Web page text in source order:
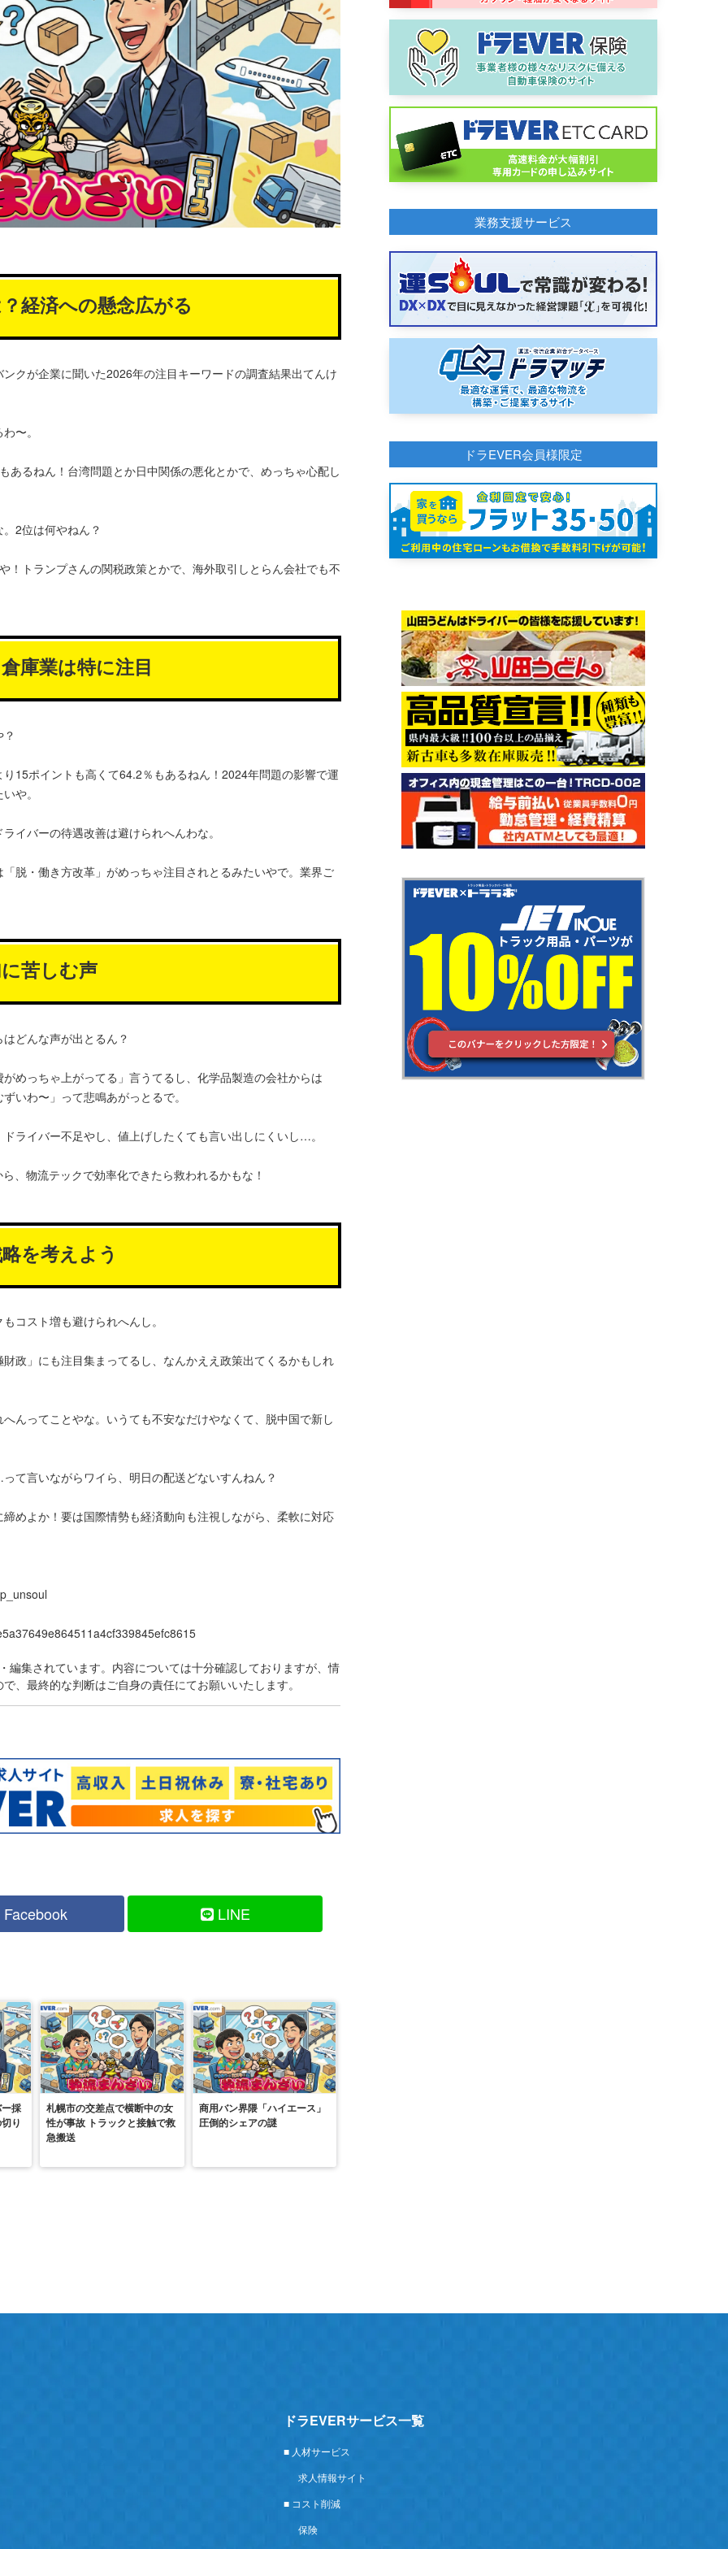
経済への懸念広がる
クが企業に聞いた2026年の注目キーワードの調査結果出てんけ
〜。
るねん！台湾問題とか日中関係の悪化とかで、めっちゃ心配し
2位は何やねん？
！トランプさんの関税政策とかで、海外取引しとらん会社でも不
庫業は特に注目
15ポイントも高くて64.2％もあるねん！2024年問題の影響で運
や。
イバーの待遇改善は避けられへんわな。
脱・働き方改革」がめっちゃ注目されとるみたいやで。業界ご
苦しむ声
どんな声が出とるん？
めっちゃ上がってる」言うてるし、化学品製造の会社からは
いわ〜」って悲鳴あがっとるで。
ライバー不足やし、値上げしたくても言い出しにくいし…。
、物流テックで効率化できたら救われるかもな！
を考えよう
コスト増も避けられへんし。
政」にも注目集まってるし、なんかええ政策出てくるかもしれ
んってことやな。いうても不安なだけやなくて、脱中国で新し
て言いながらワイら、明日の配送どないすんねん？
めよか！要は国際情勢も経済動向も注視しながら、柔軟に対応
編集されています。内容については十分確認しておりますが、情
、最終的な判断はご自身の責任にてお願いいたします。
Facebook LINE
採
り
札幌市の交差点で横断中の女
性が事故 トラックと接触で救
急搬送
商用バン界隈「ハイエース」
圧倒的シェアの謎
業務支援サービス
ドラEVER会員様限定
ドラEVERサービス一覧
■ 人材サービス
求人情報サイト
■ コスト削減
保険